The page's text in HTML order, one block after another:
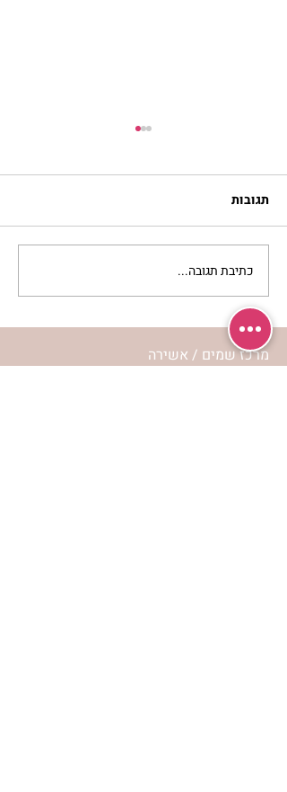
להזכיר ללב שלי איך
מרגישה אהבה | נורית אילון
הירש
תגובות
כתיבת תגובה...
מרכז שמים / אשירה